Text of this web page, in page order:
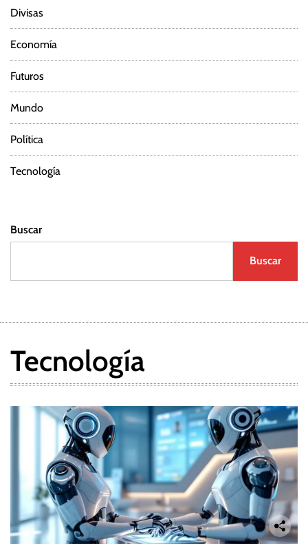
Divisas
Economía
Futuros
Mundo
Política
Tecnología
Buscar
Buscar
Tecnología